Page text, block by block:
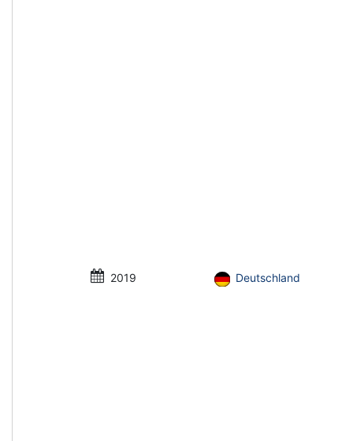
2019 Deutschland